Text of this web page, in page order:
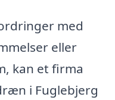
med
eller
kan et firma
i Fuglebjerg